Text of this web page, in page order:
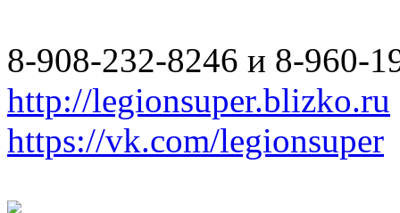
8-908-232-8246 и 8-960-
http://legionsuper.blizko.ru
https://vk.com/legionsuper